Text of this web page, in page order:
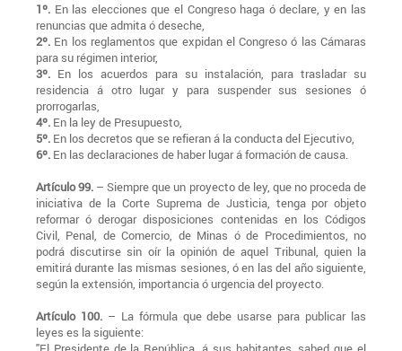
1º. En las elecciones que el Congreso haga ó declare, y en las
renuncias que admita ó deseche,
2º. En los reglamentos que expidan el Congreso ó las Cámaras
para su régimen interior,
3º. En los acuerdos para su instalación, para trasladar su
residencia á otro lugar y para suspender sus sesiones ó
prorrogarlas,
4º. En la ley de Presupuesto,
5º. En los decretos que se refieran á la conducta del Ejecutivo,
6º. En las declaraciones de haber lugar á formación de causa.
Artículo 99. – Siempre que un proyecto de ley, que no proceda de
iniciativa de la Corte Suprema de Justicia, tenga por objeto
reformar ó derogar disposiciones contenidas en los Códigos
Civil, Penal, de Comercio, de Minas ó de Procedimientos, no
podrá discutirse sin oír la opinión de aquel Tribunal, quien la
emitirá durante las mismas sesiones, ó en las del año siguiente,
según la extensión, importancia ó urgencia del proyecto.
Artículo 100.– La fórmula que debe usarse para publicar las
leyes es la siguiente: